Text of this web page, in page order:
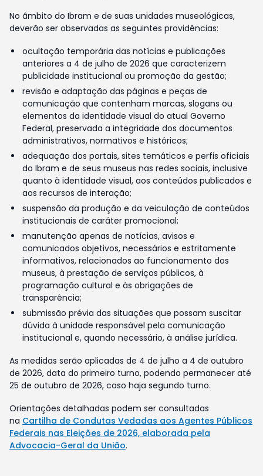
No âmbito do Ibram e de suas unidades museológicas,
deverão ser observadas as seguintes providências:
ocultação temporária das notícias e publicações
anteriores a 4 de julho de 2026 que caracterizem
publicidade institucional ou promoção da gestão;
revisão e adaptação das páginas e peças de
comunicação que contenham marcas, slogans ou
elementos da identidade visual do atual Governo
Federal, preservada a integridade dos documentos
administrativos, normativos e históricos;
adequação dos portais, sites temáticos e perfis oficiais
do Ibram e de seus museus nas redes sociais, inclusive
quanto à identidade visual, aos conteúdos publicados e
aos recursos de interação;
suspensão da produção e da veiculação de conteúdos
institucionais de caráter promocional;
manutenção apenas de notícias, avisos e
comunicados objetivos, necessários e estritamente
informativos, relacionados ao funcionamento dos
museus, à prestação de serviços públicos, à
programação cultural e às obrigações de
transparência;
submissão prévia das situações que possam suscitar
dúvida à unidade responsável pela comunicação
institucional e, quando necessário, à análise jurídica.
As medidas serão aplicadas de 4 de julho a 4 de outubro
de 2026, data do primeiro turno, podendo permanecer até
25 de outubro de 2026, caso haja segundo turno.
Orientações detalhadas podem ser consultadas
na Cartilha de Condutas Vedadas aos Agentes Públicos
Federais nas Eleições de 2026, elaborada pela
Advocacia-Geral da União.